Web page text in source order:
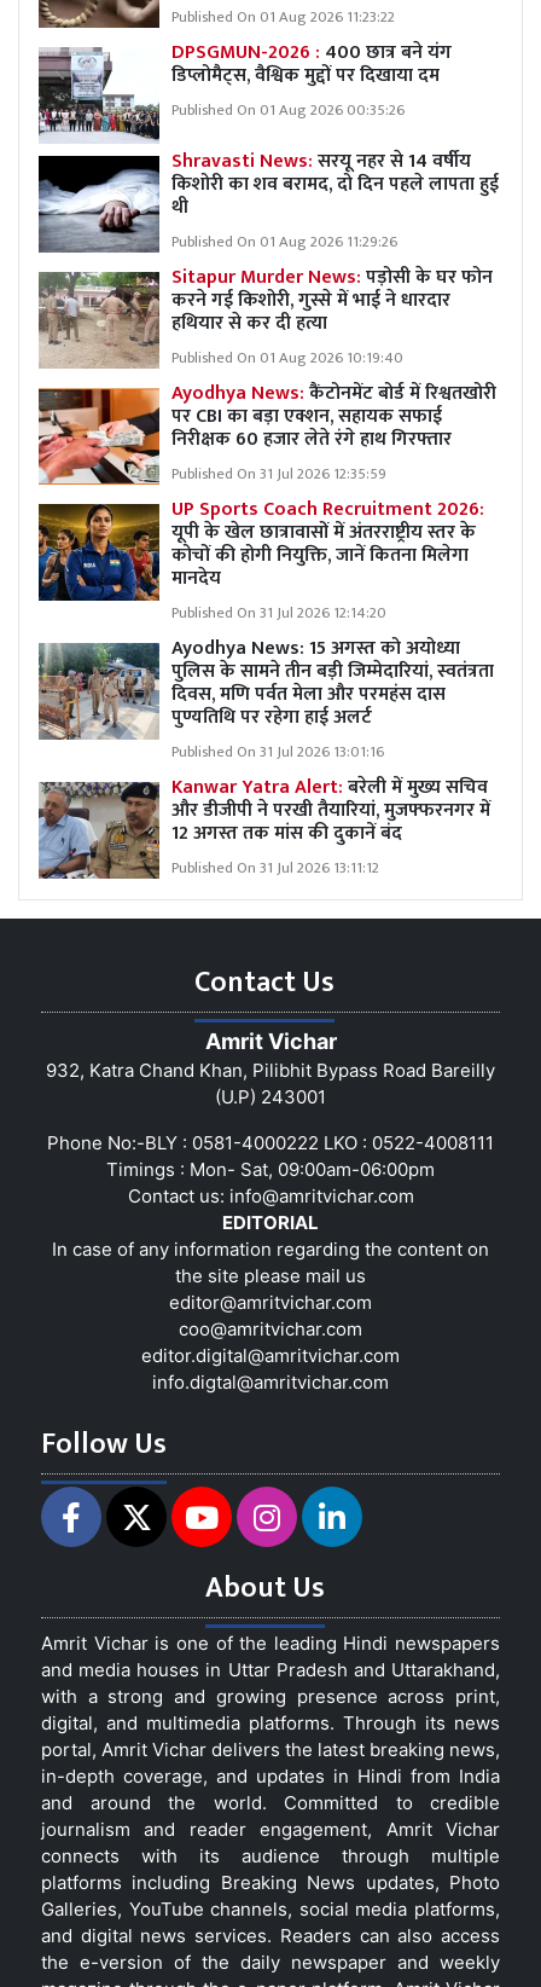
Published On 01 Aug 2026 11:23:22
DPSGMUN-2026 : 400 छात्र बने यंग
डिप्लोमैट्स, वैश्विक मुद्दों पर दिखाया दम
Published On 01 Aug 2026 00:35:26
Shravasti News:सरयू नहर से 14 वर्षीय
किशोरी का शव बरामद, दो दिन पहले लापता हुई
थी
Published On 01 Aug 2026 11:29:26
Sitapur Murder News:पड़ोसी के घर फोन
करने गई किशोरी, गुस्से में भाई ने धारदार
हथियार से कर दी हत्या
Published On 01 Aug 2026 10:19:40
Ayodhya News:कैंटोनमेंट बोर्ड में रिश्वतखोरी
पर CBI का बड़ा एक्शन, सहायक सफाई
निरीक्षक 60 हजार लेते रंगे हाथ गिरफ्तार
Published On 31 Jul 2026 12:35:59
UP Sports Coach Recruitment 2026:
यूपी के खेल छात्रावासों में अंतरराष्ट्रीय स्तर के
कोचों की होगी नियुक्ति, जानें कितना मिलेगा
मानदेय
Published On 31 Jul 2026 12:14:20
Ayodhya News: 15 अगस्त को अयोध्या
पुलिस के सामने तीन बड़ी जिम्मेदारियां, स्वतंत्रता
दिवस, मणि पर्वत मेला और परमहंस दास
पुण्यतिथि पर रहेगा हाई अलर्ट
Published On 31 Jul 2026 13:01:16
Kanwar Yatra Alert:बरेली में मुख्य सचिव
और डीजीपी ने परखी तैयारियां, मुजफ्फरनगर में
12 अगस्त तक मांस की दुकानें बंद
Published On 31 Jul 2026 13:11:12
Contact Us
Amrit Vichar
932, Katra Chand Khan, Pilibhit Bypass Road Bareilly
(U.P) 243001
Phone No:-BLY : 0581-4000222 LKO : 0522-4008111
Timings : Mon- Sat, 09:00am-06:00pm
Contact us: info@amritvichar.com
EDITORIAL
In case of any information regarding the content on
the site please mail us
editor@amritvichar.com
coo@amritvichar.com
editor.digital@amritvichar.com
info.digtal@amritvichar.com
Follow Us
About Us
Amrit Vichar is one of the leading Hindi newspapers
and media houses in Uttar Pradesh and Uttarakhand,
with a strong and growing presence across print,
digital, and multimedia platforms. Through its news
portal, Amrit Vichar delivers the latest breaking news,
in-depth coverage, and updates in Hindi from India
and around the world. Committed to credible
journalism and reader engagement, Amrit Vichar
connects with its audience through multiple
platforms including Breaking News updates, Photo
Galleries, YouTube channels, social media platforms,
and digital news services. Readers can also access
the e-version of the daily newspaper and weekly